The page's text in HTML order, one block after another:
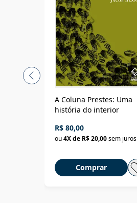
A Coluna Prestes: Uma
história do interior
R$ 80,00
ou4X de R$ 20,00sem juros
Comprar